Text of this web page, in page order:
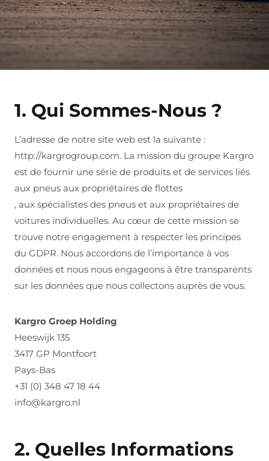
1. Qui Sommes-Nous ?
L’adresse de notre site web est la suivante :
http://kargrogroup.com. La mission du groupe Kargro
est de fournir une série de produits et de services liés
aux pneus aux propriétaires de flottes
, aux spécialistes des pneus et aux propriétaires de
voitures individuelles. Au cœur de cette mission se
trouve notre engagement à respecter les principes
du GDPR. Nous accordons de l’importance à vos
données et nous nous engageons à être transparents
sur les données que nous collectons auprès de vous.
Kargro Groep Holding
Heeswijk 135
3417 GP Montfoort
Pays-Bas
+31 (0) 348 47 18 44
info@kargro.nl
2. Quelles Informations